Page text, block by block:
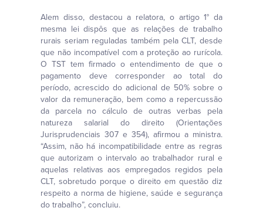
Alem disso, destacou a relatora, o artigo 1° da
mesma lei dispôs que as relações de trabalho
rurais seriam reguladas também pela CLT, desde
que não incompatível com a proteção ao rurícola.
O TST tem firmado o entendimento de que o
pagamento deve corresponder ao total do
período, acrescido do adicional de 50% sobre o
valor da remuneração, bem como a repercussão
da parcela no cálculo de outras verbas pela
natureza salarial do direito (Orientações
Jurisprudenciais 307 e 354), afirmou a ministra.
“Assim, não há incompatibilidade entre as regras
que autorizam o intervalo ao trabalhador rural e
aquelas relativas aos empregados regidos pela
CLT, sobretudo porque o direito em questão diz
respeito a norma de higiene, saúde e segurança
do trabalho”, concluiu.